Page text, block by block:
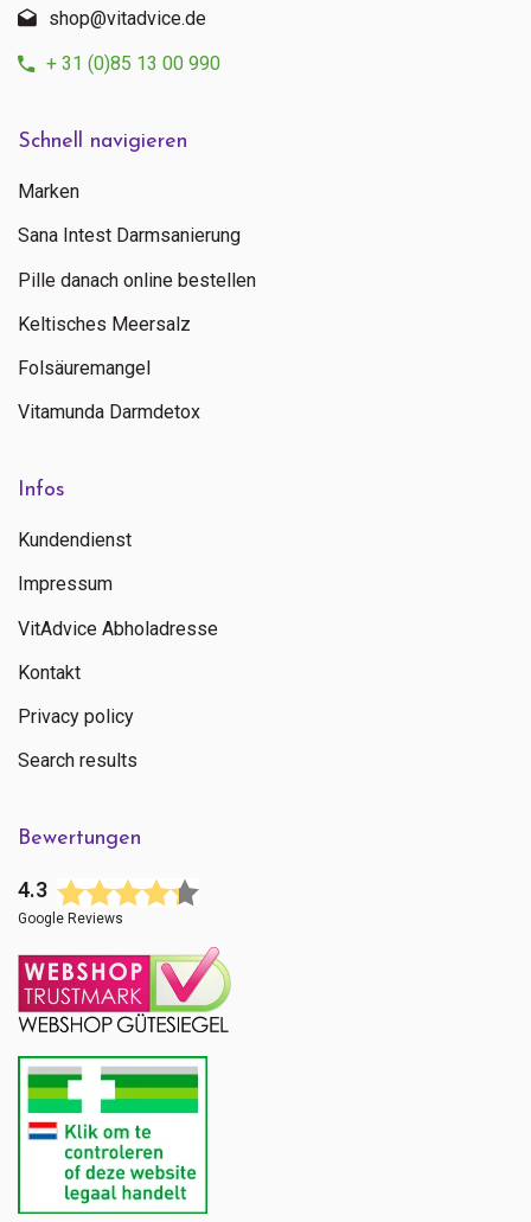
Schnell navigieren
Marken
Sana Intest Darmsanierung
Pille danach online bestellen
Keltisches Meersalz
Folsäuremangel
Vitamunda Darmdetox
Infos
Kundendienst
Impressum
VitAdvice Abholadresse
Kontakt
Privacy policy
Search results
Bewertungen
4.3
Google Reviews
shop@vitadvice.de
+ 31 (0)85 13 00 990